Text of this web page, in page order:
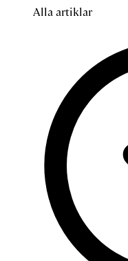
Alla artiklar